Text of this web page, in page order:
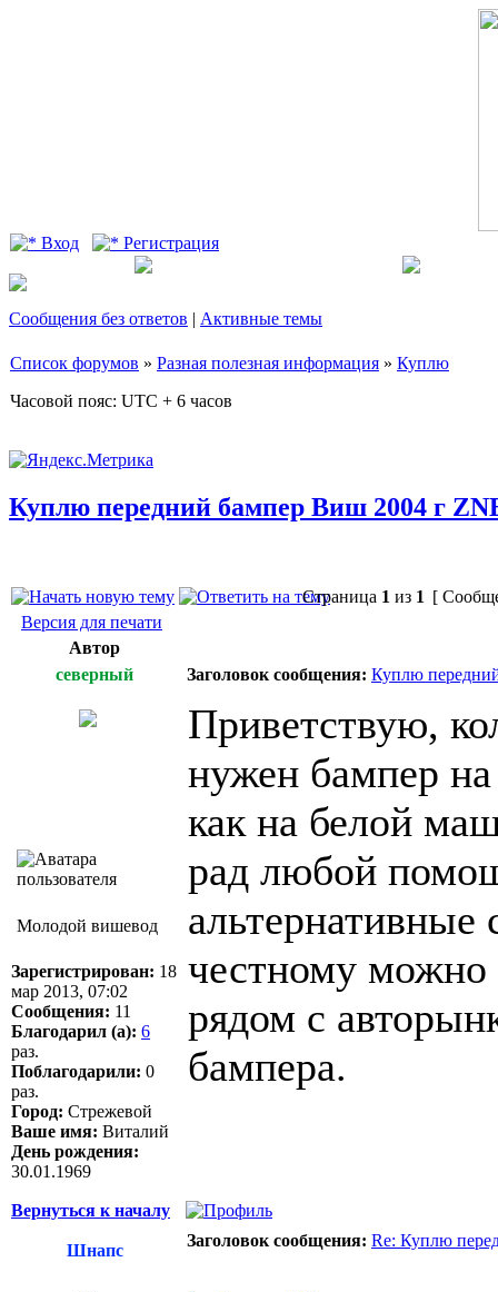
Вход Регистрация
Сообщения без ответов | Активные темы
Список форумов » Разная полезная информация » Куплю
Часовой пояс: UTC + 6 часов
Куплю передний бампер Виш 2004 г
Страница 1 из 1 [
Версия для печати
Автор
северный
Заголовок сообщения: Куплю
Молодой вишевод
Зарегистрирован: 18
мар 2013, 07:02
Сообщения: 11
Благодарил (а): 6
раз.
Поблагодарили: 0
раз.
Город: Стрежевой
Ваше имя: Виталий
День рождения:
30.01.1969
Приветствую,
нужен бампер
как на белой
рад любой
честному можно
рядом с
бампера.
Вернуться к началу
Шнапс
Заголовок сообщения: Re: Куплю